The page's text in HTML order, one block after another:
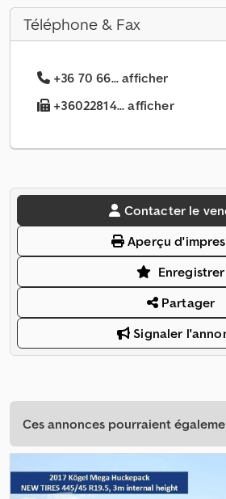
Téléphone & Fax
+36 70 66... afficher
+36022814... afficher
Contacter le
Aperçu
Enregistrer
Partager
Signaler
Ces annonces pourraient